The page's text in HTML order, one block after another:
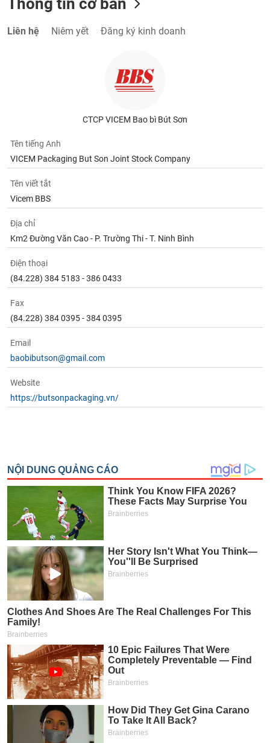
Thông tin cơ bản
Liên hệ Niêm yết Đăng ký kinh doanh
CTCP VICEM Bao bì Bút Sơn
Tên tiếng Anh
VICEM Packaging But Son Joint Stock Company
Tên viết tắt
Vicem BBS
Địa chỉ
Km2 Đường Văn Cao - P. Trường Thi - T. Ninh Bình
Điện thoại
(84.228) 384 5183 - 386 0433
Fax
(84.228) 384 0395 - 384 0395
Email
baobibutson@gmail.com
Website
https://butsonpackaging.vn/